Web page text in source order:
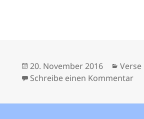
Veröffentlicht
am
20. November 2016 Verse
Schreibe einen Kommentarzu